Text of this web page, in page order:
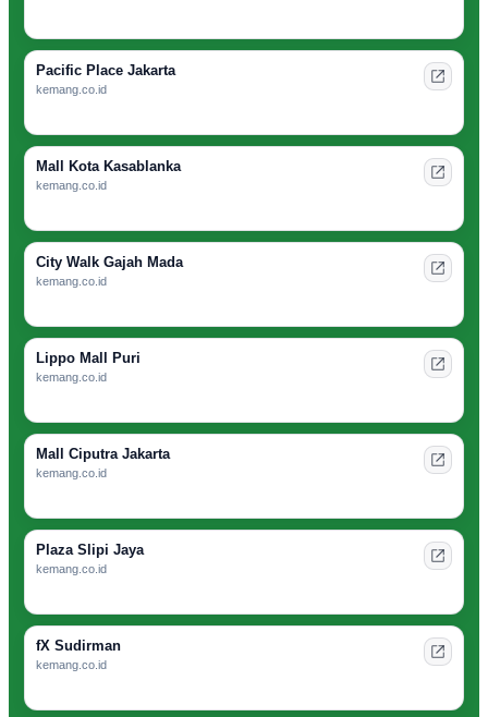
Pacific Place Jakarta
kemang.co.id
Mall Kota Kasablanka
kemang.co.id
City Walk Gajah Mada
kemang.co.id
Lippo Mall Puri
kemang.co.id
Mall Ciputra Jakarta
kemang.co.id
Plaza Slipi Jaya
kemang.co.id
fX Sudirman
kemang.co.id